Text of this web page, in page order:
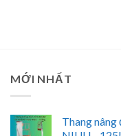
MỚI NHẤT
Thang